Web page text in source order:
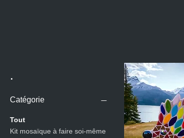
.
Catégorie
Tout
Kit mosaïque à faire soi-même